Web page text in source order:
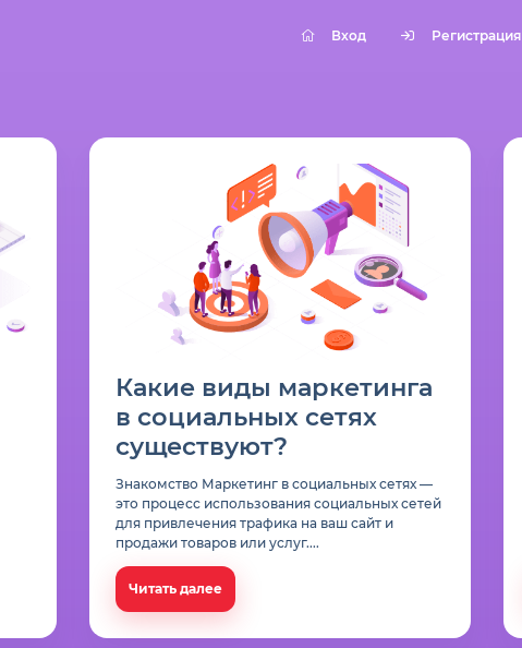
Вход Регистрация
Какие виды маркетинга
в социальных сетях
существуют?
Знакомство Маркетинг в социальных сетях —
это процесс использования социальных сетей
для привлечения трафика на ваш сайт и
продажи товаров или услуг....
Читать далее